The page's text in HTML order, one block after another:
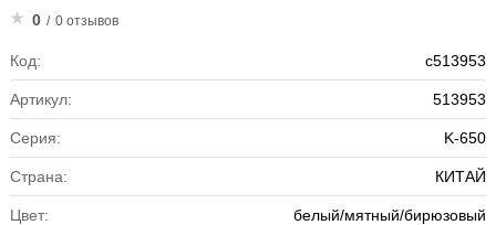
0 / 0 отзывов
Код: с513953
Артикул: 513953
Серия: K-650
Страна: КИТАЙ
Цвет: белый/мятный/бирюзовый